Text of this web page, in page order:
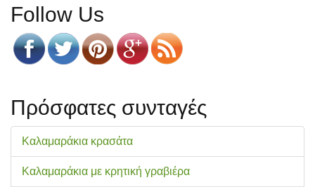
Follow Us
Πρόσφατες συνταγές
Καλαμαράκια κρασάτα
Καλαμαράκια με κρητική γραβιέρα